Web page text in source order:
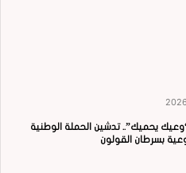
يحميك”.. تدشين الحملة الوطنية
بسرطان القولون